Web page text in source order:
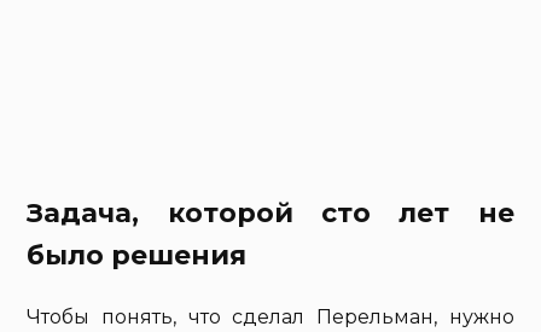
Задача, которой сто лет не
было решения
Чтобы понять, что сделал Перельман, нужно